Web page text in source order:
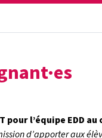
pour l’équipe EDD
d’apporter aux